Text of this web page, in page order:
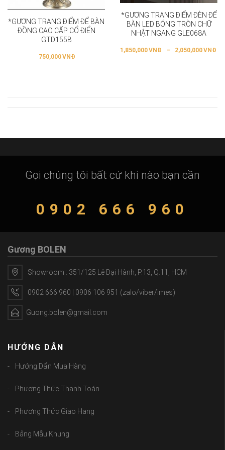
*GƯƠNG TRANG ĐIỂM ĐỂ BÀN
ĐỒNG CAO CẤP CỔ ĐIỂN
GTD155B
750,000VNĐ
*GƯƠNG TRANG ĐIỂM ĐÈN ĐỂ
BÀN LED BÓNG TRÒN CHỮ
NHẬT NGANG GLE068A
1,850,000VNĐ – 2,050,000VNĐ
Gọi chúng tôi bất cứ khi nào bạn cần
0902 666 960
Gương BOLEN
Showroom : 351/125 Lê Đại Hành, P.13, Q.11, HCM
0902 666 960 | 0906 106 951 (zalo/viber/imes)
Guong.bolen@gmail.com
HƯỚNG DẪN
Hướng Dẩn Mua Hàng
Phương Thức Thanh Toán
Phương Thức Giao Hang
Bảng Mẫu Khung